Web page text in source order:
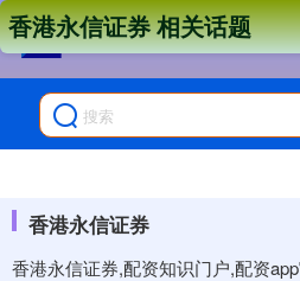
香港永信证券
香港永信证券,配资知识门户,配资
香港永信证券 相关话题